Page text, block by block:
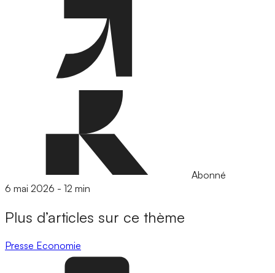
Abonné
6 mai 2026 - 12 min
Plus d’articles sur ce thème
Presse Economie